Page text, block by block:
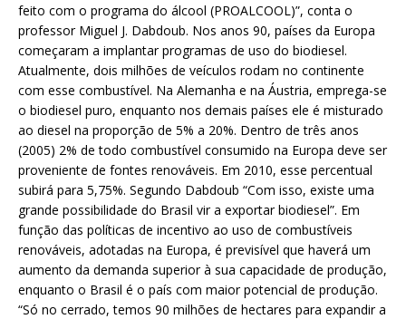
feito com o programa do álcool (PROALCOOL)”, conta o
professor Miguel J. Dabdoub. Nos anos 90, países da Europa
começaram a implantar programas de uso do biodiesel.
Atualmente, dois milhões de veículos rodam no continente
com esse combustível. Na Alemanha e na Áustria, emprega-se
o biodiesel puro, enquanto nos demais países ele é misturado
ao diesel na proporção de 5% a 20%. Dentro de três anos
(2005) 2% de todo combustível consumido na Europa deve ser
proveniente de fontes renováveis. Em 2010, esse percentual
subirá para 5,75%. Segundo Dabdoub “Com isso, existe uma
grande possibilidade do Brasil vir a exportar biodiesel”. Em
função das políticas de incentivo ao uso de combustíveis
renováveis, adotadas na Europa, é previsível que haverá um
aumento da demanda superior à sua capacidade de produção,
enquanto o Brasil é o país com maior potencial de produção.
“Só no cerrado, temos 90 milhões de hectares para expandir a